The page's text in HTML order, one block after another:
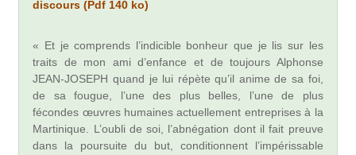
discours (Pdf 140 ko)
« Et je comprends l’indicible bonheur que je lis sur les
traits de mon ami d’enfance et de toujours Alphonse
JEAN-JOSEPH quand je lui répète qu’il anime de sa foi,
de sa fougue, l’une des plus belles, l’une de plus
fécondes œuvres humaines actuellement entreprises à la
Martinique. L’oubli de soi, l’abnégation dont il fait preuve
dans la poursuite du but, conditionnent l’impérissable